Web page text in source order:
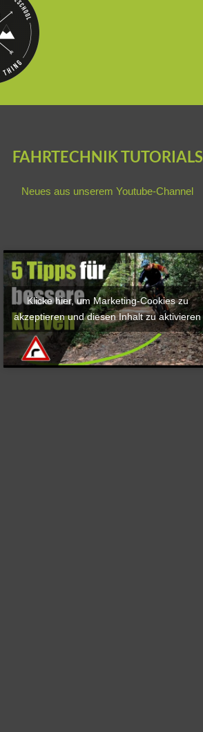
FAHRTECHNIK TUTORIALS
Neues aus unseremYoutube-Channel
Klicke hier, um Marketing-Cookies zu
akzeptieren und diesen Inhalt zu aktivieren